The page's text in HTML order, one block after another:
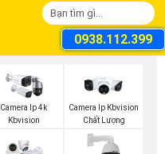
0938.112.399
Camera Ip 4k
Kbvision
Camera Ip Kbvision
Chất Lượng